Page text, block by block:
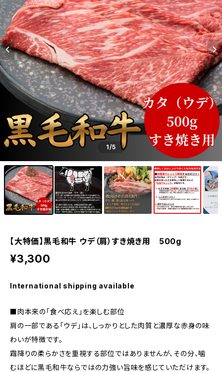
1/5
【大特価】黒毛和牛 ウデ（肩）すき焼き用 500g
¥3,300
International shipping available
■肉本来の「食べ応え」を楽しむ部位
肩の一部である「ウデ」は、しっかりとした肉質と濃厚な赤身の味
わいが特徴です。
霜降りの柔らかさを重視する部位ではありませんが、その分、噛
むほどに黒毛和牛ならではの力強い旨味を感じていただけます。